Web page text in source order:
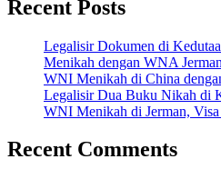
Recent Posts
Legalisir Dokumen di
Menikah dengan WNA
WNI Menikah di China
Legalisir Dua Buku Nikah di
WNI Menikah di Jerman,
Recent Comments